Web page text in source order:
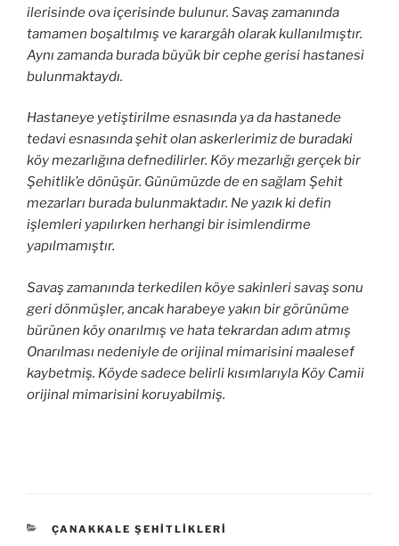
ilerisinde ova içerisinde bulunur. Savaş zamanında
tamamen boşaltılmış ve karargâh olarak kullanılmıştır.
Aynı zamanda burada büyük bir cephe gerisi hastanesi
bulunmaktaydı.
Hastaneye yetiştirilme esnasında ya da hastanede
tedavi esnasında şehit olan askerlerimiz de buradaki
köy mezarlığına defnedilirler. Köy mezarlığı gerçek bir
Şehitlik’e dönüşür. Günümüzde de en sağlam Şehit
mezarları burada bulunmaktadır. Ne yazık ki defin
işlemleri yapılırken herhangi bir isimlendirme
yapılmamıştır.
Savaş zamanında terkedilen köye sakinleri savaş sonu
geri dönmüşler, ancak harabeye yakın bir görünüme
bürünen köy onarılmış ve hata tekrardan adım atmış
Onarılması nedeniyle de orijinal mimarisini maalesef
kaybetmiş. Köyde sadece belirli kısımlarıyla Köy Camii
orijinal mimarisini koruyabilmiş.
KATEGORILER
ÇANAKKALE ŞEHITLIKLERI